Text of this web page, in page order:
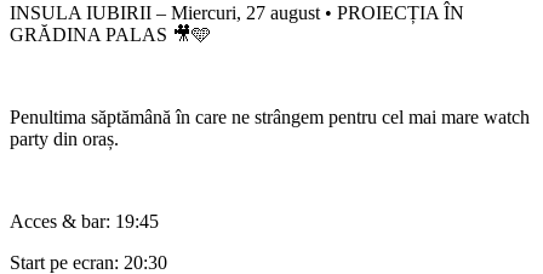
INSULA IUBIRII – Miercuri, 27 august • PROIECȚIA ÎN
GRĂDINA PALAS 🎥🩵
Penultima săptămână în care ne strângem pentru cel mai mare watch
party din oraș.
Acces & bar: 19:45
Start pe ecran: 20:30